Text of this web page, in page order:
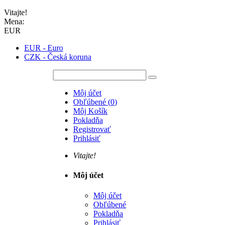
Vitajte!
Mena:
EUR
EUR - Euro
CZK - Česká koruna
Môj účet
Obľúbené (0)
Môj Košík
Pokladňa
Registrovať
Prihlásiť
Vitajte!
Môj účet
Môj účet
Obľúbené
Pokladňa
Prihlásiť